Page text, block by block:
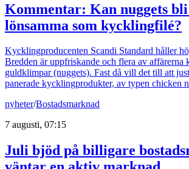
Kommentar: Kan nuggets
lönsamma som kycklingfilé?
Kycklingproducenten Scandi Standard håller
Bredden är uppfriskande och flera av affärerna
guldklimpar (nuggets). Fast då vill det till att
panerade kycklingprodukter, av typen chicken
nyheter/Bostadsmarknad
7 augusti, 07:15
Juli bjöd på billigare